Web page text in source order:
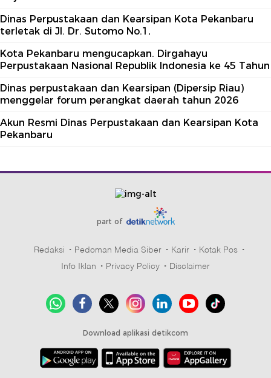
Dinas Perpustakaan dan Kearsipan Kota Pekanbaru
terletak di Jl. Dr. Sutomo No.1,
Kota Pekanbaru mengucapkan. Dirgahayu
Perpustakaan Nasional Republik Indonesia ke 45 Tahun
Dinas perpustakaan dan Kearsipan (Dipersip Riau)
menggelar forum perangkat daerah tahun 2026
Akun Resmi Dinas Perpustakaan dan Kearsipan Kota
Pekanbaru
part of
Redaksi Pedoman Media Siber Karir
Kotak Pos
Info Iklan
Privacy Policy Disclaimer
Download aplikasi detikcom